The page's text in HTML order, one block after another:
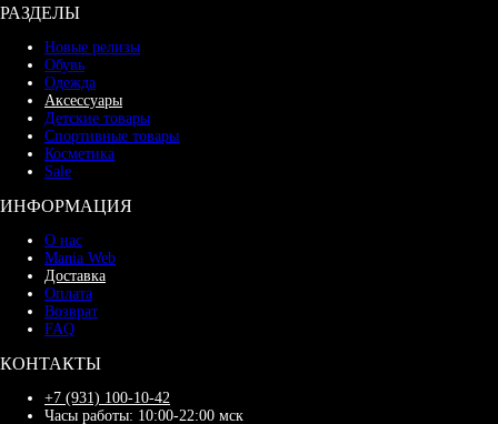
РАЗДЕЛЫ
Новые релизы
Обувь
Одежда
Аксессуары
Детские товары
Спортивные товары
Косметика
Sale
ИНФОРМАЦИЯ
О нас
Mania Web
Доставка
Оплата
Возврат
FAQ
КОНТАКТЫ
+7 (931) 100-10-42
Часы работы: 10:00-22:00 мск